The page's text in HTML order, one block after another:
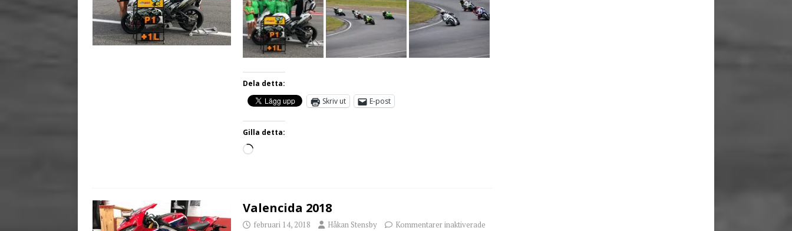
Dela detta:
Skriv ut
E-post
Gilla detta:
Valencida 2018
februari 14, 2018 Håkan Stensby Kommentarer inaktiverade